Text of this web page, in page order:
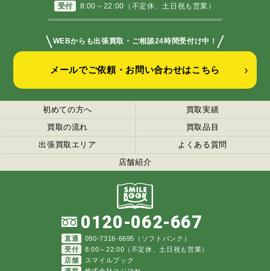
受付
8:00～22:00（不定休、土日祝も営業）
＼WEBからも出張買取・ご相談24時間受付け中！ ／
メールでご依頼・お問い合わせはこちら
初めての方へ
買取実績
買取の流れ
買取品目
出張買取エリア
よくある質問
店舗紹介
0120-062-667
直通
090-7316-6695（ソフトバンク）
受付
8:00～22:00（不定休、土日祝も営業）
店舗
スマイルブック